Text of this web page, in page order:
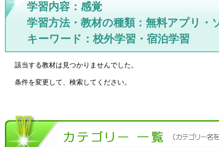
学習内容：感覚
学習方法・教材の種類：無料アプリ・
キーワード：校外学習・宿泊学習
該当する教材は見つかりませんでした。
条件を変更して、検索してください。